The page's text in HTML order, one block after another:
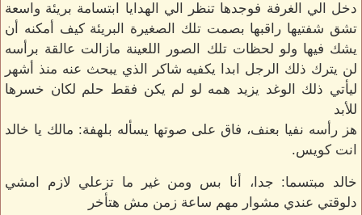
دخل الي الغرفة فوجدها تنظر الي الهدايا ابتسامة بريئة واسعة
تشق شفتيها راقبها بصمت تلك الصغيرة البريئة كيف أمكنه أن
يشك فيها ولو لحظات تلك الصور اللعينة مازالت عالقة برأسه
لن يترك ذلك الرجل ابدا يكفيه شاكر الذي يبحث عنه منذ أشهر
ليأتي ذلك الوغد يزيد همه لو لم يكن فقط حلم لكان خسرها
للأبد
هز رأسه نفيا بعنف، فاق على صوتها يسأله بلهفة: مالك يا خالد
انت كويس.
خالد مبتسما: جدا، أنا بس ومن غير ما تزعلي لازم امشي
دلوقتي عندي مشوار مهم ساعة زمن مش هتأخر